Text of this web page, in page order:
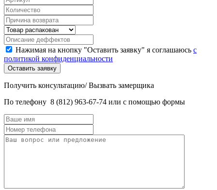
Нажимая на кнопку "Оставить заявку" я соглашаюсь с
политикой конфиденциальности
Получить консультацию/ Вызвать замерщика
По телефону 8 (812) 963-67-74 или с помощью формы